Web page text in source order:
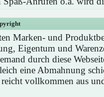
Marken- und
Eigentum und
durch diese
eine Abmahnung
vollkommen aus